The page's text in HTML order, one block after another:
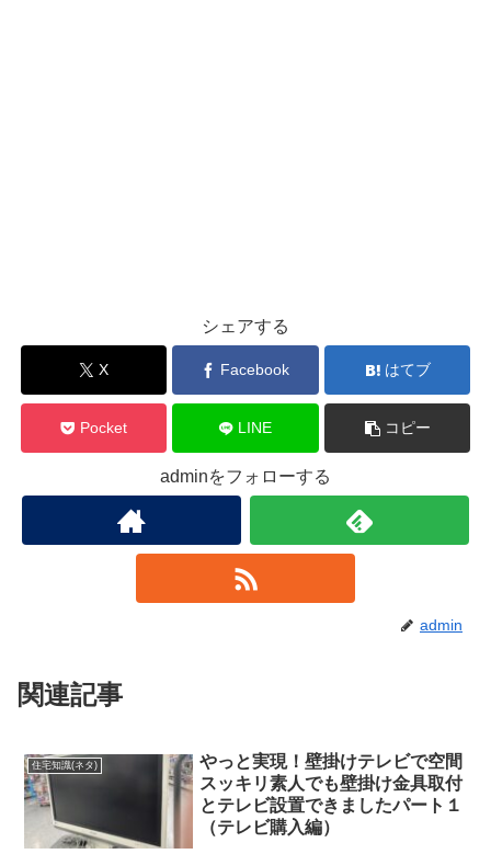
シェアする
X Facebook はてブ
Pocket LINE コピー
adminをフォローする
admin
関連記事
住宅知識(ネタ)
やっと実現！壁掛けテレビで空間
スッキリ素人でも壁掛け金具取付
とテレビ設置できましたパート１
（テレビ購入編）